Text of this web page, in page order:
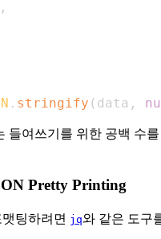
,
. stringify ( data ,
들여쓰기를 위한 공백 수를
Pretty Printing
팅하려면 jq와 같은 도구